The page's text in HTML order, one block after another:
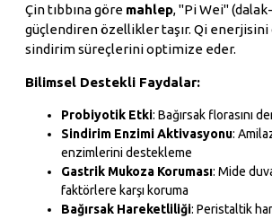
Çin tıbbına göre mahlep, "Pi Wei"
güçlendiren özellikler taşır. Qi
sindirim süreçlerini optimize eder.
Bilimsel Destekli Faydalar:
Probiyotik Etki: Bağırsak florasını
Sindirim Enzimi Aktivasyonu:
enzimlerini destekleme
Gastrik Mukoza Koruması: Mide
faktörlere karşı koruma
Bağırsak Hareketliliği: Peristaltik